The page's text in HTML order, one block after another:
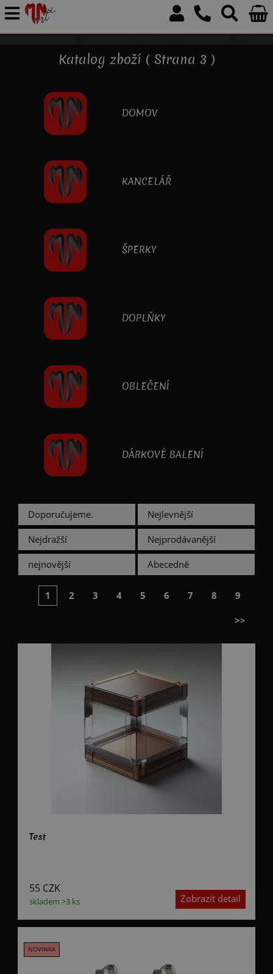
Katalog zboží ( Strana 3 )
DOMOV
KANCELÁŘ
ŠPERKY
DOPLŇKY
OBLEČENÍ
DÁRKOVÉ BALENÍ
Doporučujeme.
Nejlevnější
Nejdražší
Nejprodávanější
nejnovější
Abecedně
1 2 3 4 5 6 7 8
9
>>
Test
skladem >3 ks Zobrazit detail
55 CZK